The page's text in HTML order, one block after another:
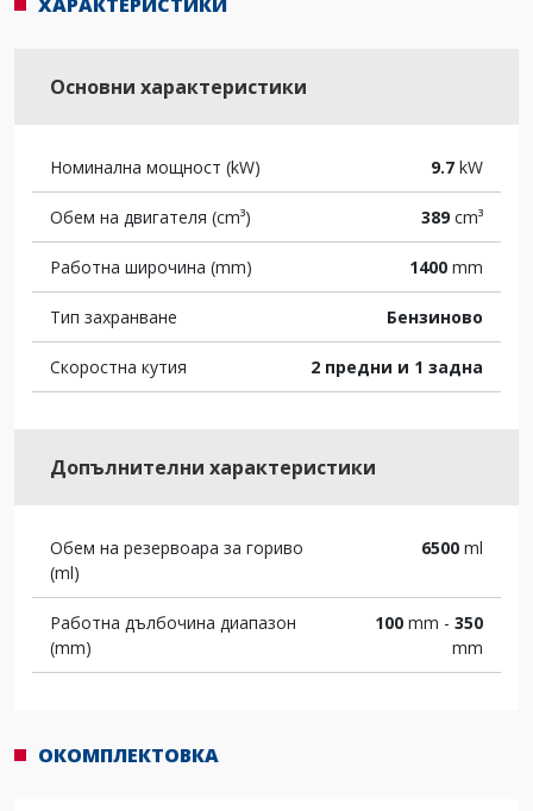
Основни характеристики
Номинална мощност (kW) 9.7 kW
Обем на двигателя (cm³) 389 cm³
Работна широчина (mm) 1400 mm
Тип захранване Бензиново
Скоростна кутия 2 предни и 1 задна
Допълнителни характеристики
Обем на резервоара за гориво
(ml)
6500 ml
Работна дълбочина диапазон
(mm)
100 mm - 350
mm
ОКОМПЛЕКТОВКА